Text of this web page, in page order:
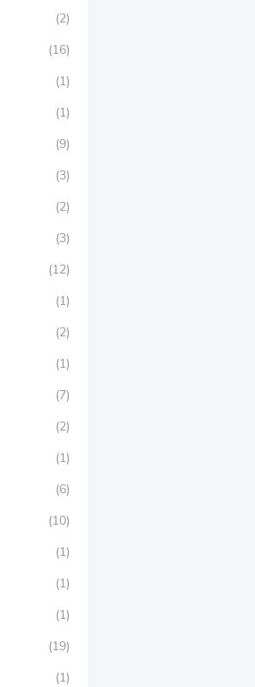
(2)
(16)
(1)
(1)
(9)
(3)
(2)
(3)
(12)
(1)
(2)
(1)
(7)
(2)
(1)
(6)
(10)
(1)
(1)
(1)
(19)
(1)